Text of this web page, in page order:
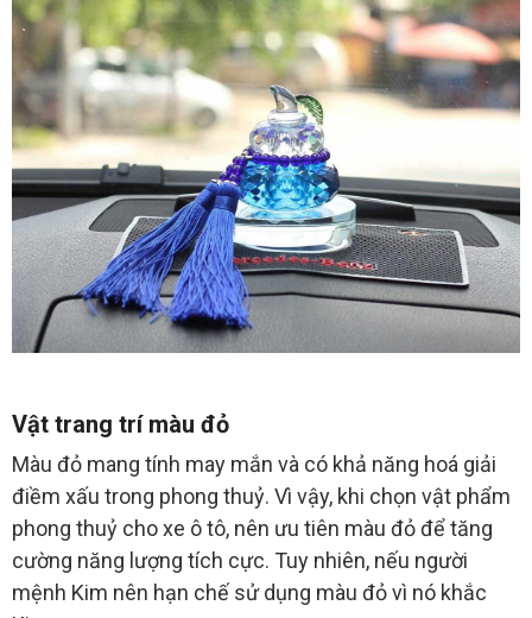
Vật trang trí màu đỏ
Màu đỏ mang tính may mắn và có khả năng hoá giải
điềm xấu trong phong thuỷ. Vì vậy, khi chọn vật phẩm
phong thuỷ cho xe ô tô, nên ưu tiên màu đỏ để tăng
cường năng lượng tích cực. Tuy nhiên, nếu người
mệnh Kim nên hạn chế sử dụng màu đỏ vì nó khắc